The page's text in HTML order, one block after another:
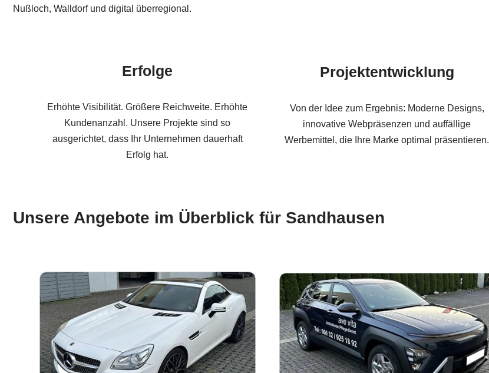
Nußloch, Walldorf und digital überregional.
Erfolge
Erhöhte Visibilität. Größere Reichweite. Erhöhte
Kundenanzahl. Unsere Projekte sind so
ausgerichtet, dass Ihr Unternehmen dauerhaft
Erfolg hat.
Projektentwicklung
Von der Idee zum Ergebnis: Moderne Designs,
innovative Webpräsenzen und auffällige
Werbemittel, die Ihre Marke optimal präsentieren.
Unsere Angebote im Überblick für Sandhausen